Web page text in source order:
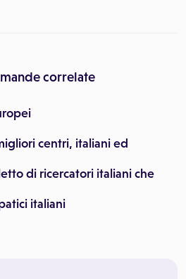
correlate
centri, italiani ed
di ricercatori italiani che
italiani